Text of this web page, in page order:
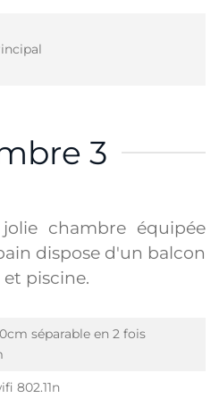
3
chambre équipée
dispose d'un balcon
piscine.
séparable en 2 fois
802.11n